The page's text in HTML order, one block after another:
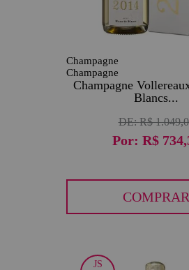
Champagne
Champagne
Champagne
Blancs...
DE:R$
Por: R$
COMPRAR
JS